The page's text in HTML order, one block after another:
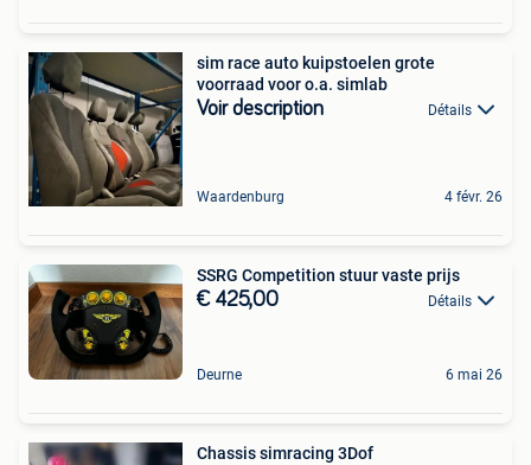
sim race auto kuipstoelen grote
voorraad voor o.a. simlab
Voir description Détails
Waardenburg 4 févr. 26
SSRG Competition stuur vaste prijs
€ 425,00 Détails
Deurne 6 mai 26
Chassis simracing 3Dof